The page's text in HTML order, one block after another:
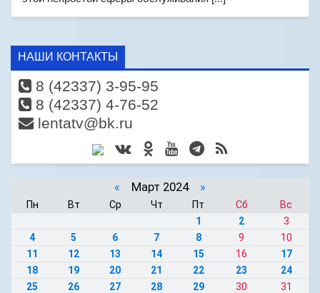
НАШИ КОНТАКТЫ
8 (42337) 3-95-95
8 (42337) 4-76-52
lentatv@bk.ru
« Март 2024 »
Пн Вт Ср Чт Пт Сб
Вс
1
2
3
4
5 6 7 8 9
10
11
12 13 14 15 16
17
18
19 20 21 22 23
24
25
26 27 28 29 30 31